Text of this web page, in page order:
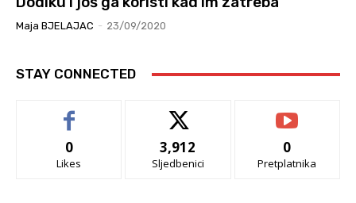
Maja BJELAJAC - 23/09/2020
STAY CONNECTED
0
Likes
3,912
Sljedbenici
0
Pretplatnika